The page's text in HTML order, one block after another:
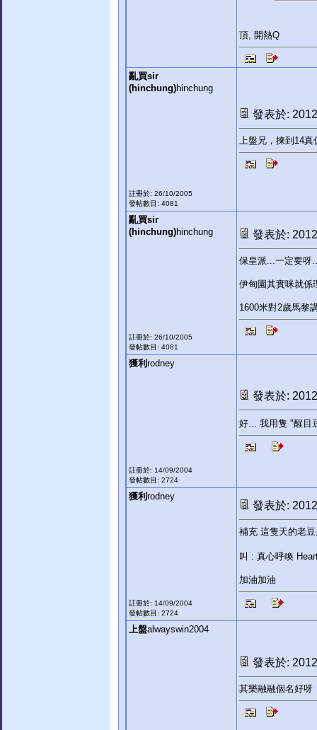
頂, 開熱Q
亂買sir
(hinchung)hinchung
註冊於: 26/10/2005
發帖數目: 4081
發表於:
上盤兄，揀到14
亂買sir
(hinchung)hinchung
註冊於: 26/10/2005
發帖數目: 4081
發表於:
保皇派...一定要呀
伊甸園其實咪就係
1600米對2歲馬黎
獲利 rodney
註冊於: 14/09/2004
發帖數目: 2724
發表於:
好... 我用隻 "醒目
獲利 rodney
註冊於: 14/09/2004
發帖數目: 2724
發表於:
補充 這隻天的老
叫 : 真心呼喚
加油加油
上盤alwayswin2004
發表於:
其樂融融個名好呀